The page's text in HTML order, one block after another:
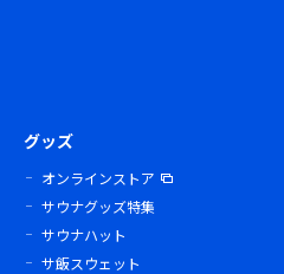
グッズ
オンラインストア
サウナグッズ特集
サウナハット
サ飯スウェット